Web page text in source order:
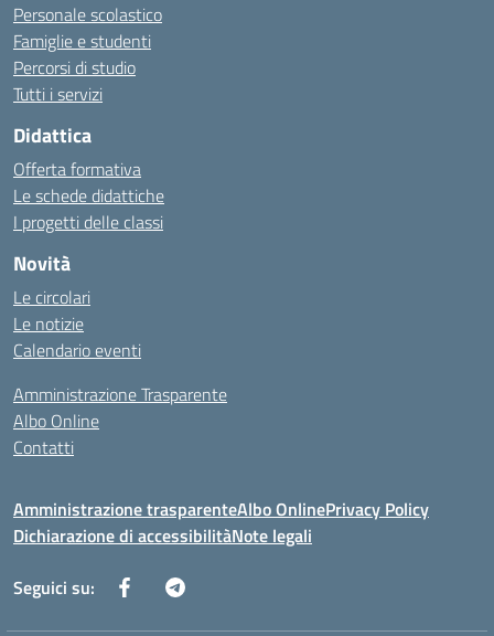
Personale scolastico
Famiglie e studenti
Percorsi di studio
Tutti i servizi
Didattica
Offerta formativa
Le schede didattiche
I progetti delle classi
Novità
Le circolari
Le notizie
Calendario eventi
Amministrazione Trasparente
Albo Online
Contatti
Amministrazione trasparenteAlbo OnlinePrivacy Policy
Dichiarazione di accessibilitàNote legali
Seguici su: